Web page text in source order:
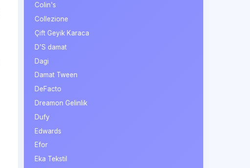
Colin's
Collezione
Çift Geyik Karaca
D’S damat
Dagi
Damat Tween
DeFacto
Dreamon Gelinlik
Dufy
Edwards
Efor
Eka Tekstil